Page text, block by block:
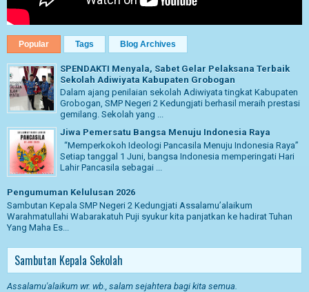
Popular Tags Blog Archives
SPENDAKTI Menyala, Sabet Gelar Pelaksana Terbaik
Sekolah Adiwiyata Kabupaten Grobogan
Dalam ajang penilaian sekolah Adiwiyata tingkat Kabupaten
Grobogan, SMP Negeri 2 Kedungjati berhasil meraih prestasi
gemilang. Sekolah yang ...
Jiwa Pemersatu Bangsa Menuju Indonesia Raya
“Memperkokoh Ideologi Pancasila Menuju Indonesia Raya”
Setiap tanggal 1 Juni, bangsa Indonesia memperingati Hari
Lahir Pancasila sebagai ...
Pengumuman Kelulusan 2026
Sambutan Kepala SMP Negeri 2 Kedungjati Assalamu’alaikum
Warahmatullahi Wabarakatuh Puji syukur kita panjatkan ke hadirat Tuhan
Yang Maha Es...
Sambutan Kepala Sekolah
Assalamu'alaikum wr. wb., salam sejahtera bagi kita semua.